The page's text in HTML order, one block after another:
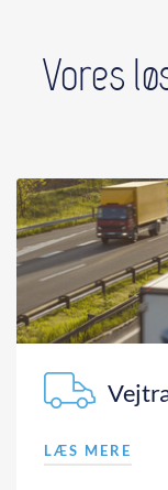
Vores
LÆS MERE